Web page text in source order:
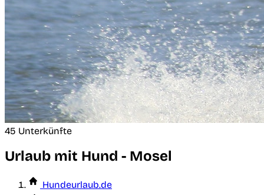
45 Unterkünfte
Urlaub mit Hund - Mosel
Hundeurlaub.de